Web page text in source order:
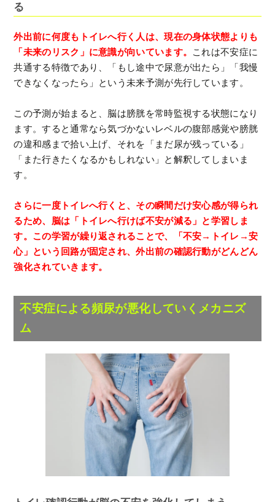
る
外出前に何度もトイレへ行く人は、現在の身体状態よりも
「未来のリスク」に意識が向いています。
これは不安症に
共通する特徴であり、「もし途中で尿意が出たら」「我慢
できなくなったら」という未来予測が先行しています。
この予測が始まると、脳は膀胱を常時監視する状態になり
ます。すると通常なら気づかないレベルの腹部感覚や膀胱
の違和感まで拾い上げ、それを「まだ尿が残っている」
「また行きたくなるかもしれない」と解釈してしまいま
す。
さらに一度トイレへ行くと、その瞬間だけ安心感が得られ
るため、脳は「トイレへ行けば不安が減る」と学習しま
す。この学習が繰り返されることで、「不安→トイレ→安
心」という回路が固定され、外出前の確認行動がどんどん
強化されていきます。
不安症による頻尿が悪化していくメカニズ
ム